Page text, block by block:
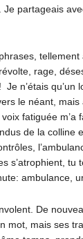
partageais
rage,
n’étais qu’un
le néant,
fatiguée m’a
de la colline
s’atrophient, tu
ambulance,
De
mot, mais ses